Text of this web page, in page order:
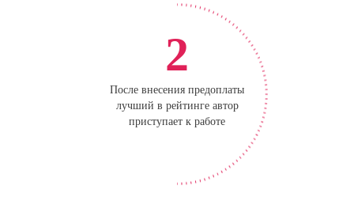
2
После внесения предоплаты
лучший в рейтинге автор
приступает к работе